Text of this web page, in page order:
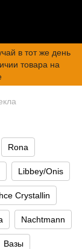
в тот же день
товара на
Rona
Libbey/Onis
Crystallin
Nachtmann
Вазы